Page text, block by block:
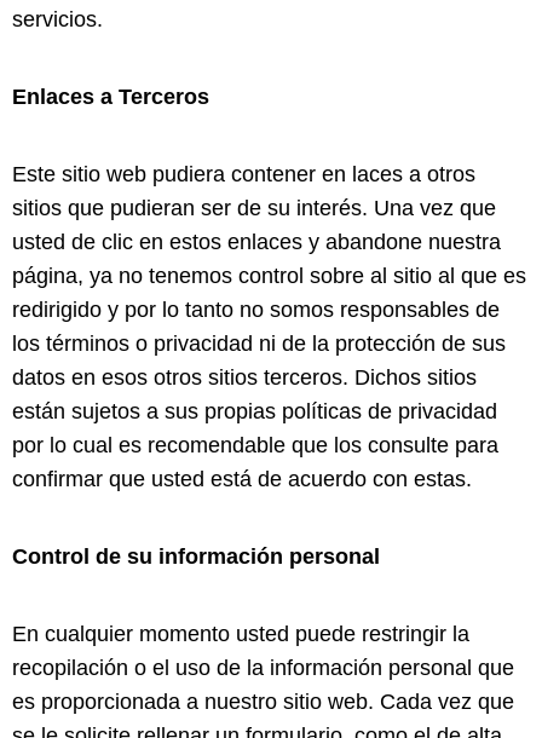
servicios.
Enlaces a Terceros
Este sitio web pudiera contener en laces a otros
sitios que pudieran ser de su interés. Una vez que
usted de clic en estos enlaces y abandone nuestra
página, ya no tenemos control sobre al sitio al que es
redirigido y por lo tanto no somos responsables de
los términos o privacidad ni de la protección de sus
datos en esos otros sitios terceros. Dichos sitios
están sujetos a sus propias políticas de privacidad
por lo cual es recomendable que los consulte para
confirmar que usted está de acuerdo con estas.
Control de su información personal
En cualquier momento usted puede restringir la
recopilación o el uso de la información personal que
es proporcionada a nuestro sitio web. Cada vez que